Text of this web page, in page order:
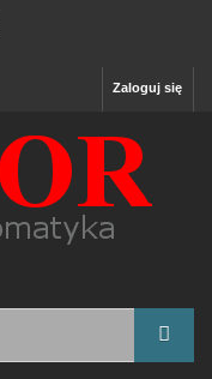
Zaloguj się